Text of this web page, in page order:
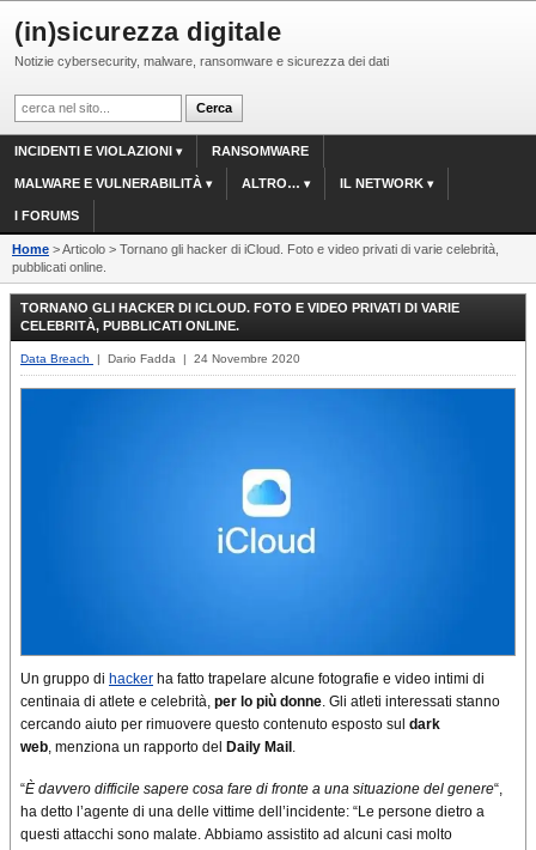
(in)sicurezza digitale
Notizie cybersecurity, malware, ransomware e sicurezza dei dati
INCIDENTI E VIOLAZIONI RANSOMWARE
MALWARE E VULNERABILITÀ ALTRO… IL NETWORK
I FORUMS
Home > Articolo > Tornano gli hacker di iCloud. Foto e video privati di varie celebrità,
pubblicati online.
TORNANO GLI HACKER DI ICLOUD. FOTO E VIDEO PRIVATI DI VARIE
CELEBRITÀ, PUBBLICATI ONLINE.
Data Breach | Dario Fadda | 24 Novembre 2020
Un gruppo di hacker ha fatto trapelare alcune fotografie e video intimi di
centinaia di atlete e celebrità, per lo più donne. Gli atleti interessati stanno
cercando aiuto per rimuovere questo contenuto esposto sul dark
web, menziona un rapporto del Daily Mail .
“È davvero difficile sapere cosa fare di fronte a una situazione del genere“,
ha detto l’agente di una delle vittime dell’incidente: “Le persone dietro a
questi attacchi sono malate. Abbiamo assistito ad alcuni casi molto